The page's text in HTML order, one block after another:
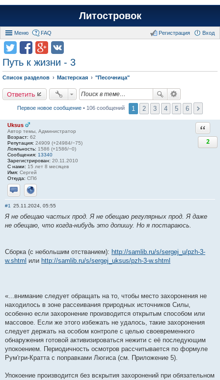
Литостровок
Меню FAQ Вход
Регистрация
Путь к жизни - 3
Список разделов Мастерская "Песочница"
Ответить
Первое новое сообщение • 106 сообщений 1 2 3 4 5 6
Uksus
Автор темы, Администратор
Возраст: 62
Репутация: 24909 (+24984/−75)
Лояльность: 1586 (+1586/−0)
Сообщения: 13340
Зарегистрирован: 20.11.2010
С нами: 15 лет 8 месяцев
Имя: Сергей
Откуда: СПб
Отправить личное сообщение
Сайт
2
#1 25.11.2024, 05:55
Я не обещаю частых прод. Я не обещаю регулярных прод. Я даже
не обещаю, что когда-нибудь это допишу. Но я постараюсь.
Сборка (с небольшим отстванием): http://samlib.ru/s/sergej_u/pzh-3-
w.shtml или http://samlib.ru/s/sergej_uksus/pzh-3-w.shtml
«...внимание следует обращать на то, чтобы место захоронения не
находилось в зоне рассеивания природных источников Силы,
особенно если захоронение производится открытым способом или
массовое. Если же этого избежать не удалось, такие захоронения
следует держать на особом контроле с целью своевременного
обнаружения готовой активизироваться нежити с её последующим
упокоением. Периодичность осмотров рассчитывается по формуле
Рум'гри-Кратта с поправками Люгиса (см. Приложение 5).
Упокоение производится без вскрытия захоронений при обязательном